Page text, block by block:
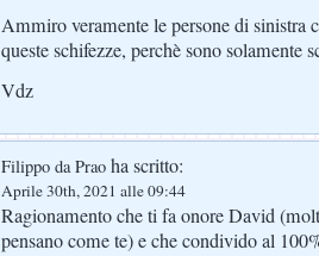
Ammiro veramente le persone di sinistra
queste schifezze, perchè sono solamente
Vdz
Filippo da Prao ha scritto:
Aprile 30th, 2021 alle 09:44
Ragionamento che ti fa onore David
pensano come te) e che condivido al